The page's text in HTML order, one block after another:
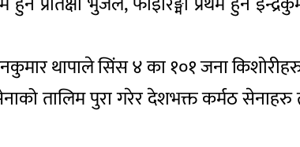
थापाले सिंस ४ का १०१ जना
तालिम पुरा गरेर देशभक्त कर्मठ